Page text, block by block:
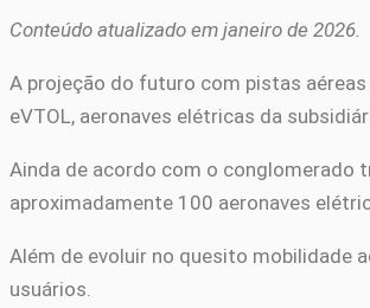
Conteúdo atualizado em janeiro de 2026.
A projeção do futuro com pistas
eVTOL, aeronaves elétricas da
Ainda de acordo com o conglomerado
aproximadamente 100 aeronaves
Além de evoluir no quesito mobilidade
usuários.